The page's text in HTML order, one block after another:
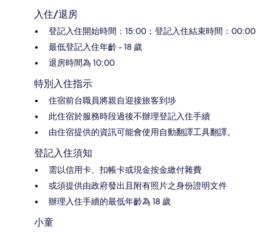
入住/退房
登記入住開始時間：15:00；登記入住結束時間：00:00
最低登記入住年齡 - 18 歲
退房時間為 10:00
特別入住指示
住宿前台職員將親自迎接旅客到埗
此住宿於服務時段過後不辦理登記入住手續
由住宿提供的資訊可能會使用自動翻譯工具翻譯。
登記入住須知
需以信用卡、扣帳卡或現金按金繳付雜費
或須提供由政府發出且附有照片之身份證明文件
辦理入住手續的最低年齡為 18 歲
小童